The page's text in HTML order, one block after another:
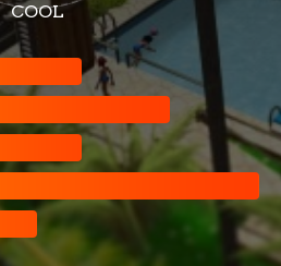
COOL